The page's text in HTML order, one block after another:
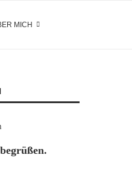
MICH